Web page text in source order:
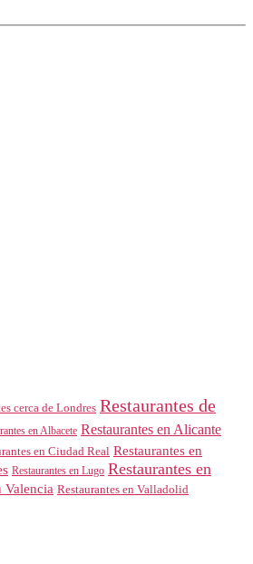
cerca de Londres Restaurantes de
en Albacete Restaurantes en Alicante
en Ciudad Real Restaurantes en
Restaurantes en Lugo Restaurantes en
Valencia Restaurantes en Valladolid